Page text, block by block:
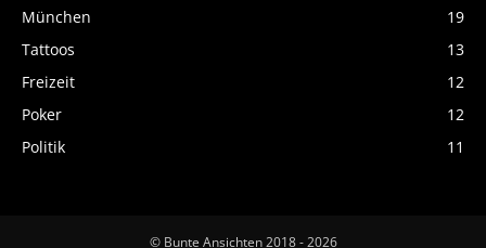
München
19
Tattoos
13
Freizeit
12
Poker
12
Politik
11
© Bunte Ansichten 2018 - 2026